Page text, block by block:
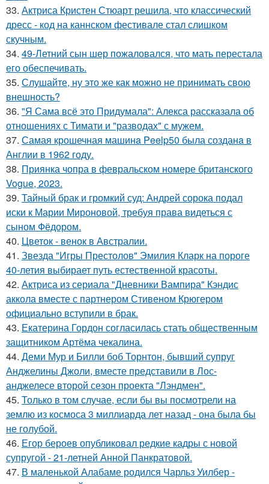
33. Актриса Кристен Стюарт решила, что классический
дресс - код на каннском фестивале стал слишком
скучным.
34. 49-Летний сын шер пожаловался, что мать перестала
его обеспечивать.
35. Слушайте, ну это же как можно не принимать свою
внешность?
36. "Я Сама всё это Придумала": Алекса рассказала об
отношениях с Тимати и "разводах" с мужем.
37. Самая крошечная машинa Peelp50 была созданa в
Англии в 1962 году.
38. Приянка чопра в февральском номере британского
Vogue, 2023.
39. Тайный брак и громкий суд: Андрей сорока подал
иски к Марии Мироновой, требуя права видеться с
сыном Фёдором.
40. Цветок - венок в Австралии.
41. Звезда "Игры Престолов" Эмилия Кларк на пороге
40-летия выбирает путь естественной красоты.
42. Актриса из сериала "Дневники Вампира" Кэндис
аккола вместе с партнером Стивеном Крюгером
официально вступили в брак.
43. Екатерина Гордон согласилась стать общественным
защитником Артёма чекалина.
44. Деми Мур и Билли боб Торнтон, бывший супруг
Анджелины Джоли, вместе представили в Лос-
анджелесе второй сезон проекта "Лэндмен".
45. Только в том случае, если бы вы посмотрели на
землю из космоса 3 миллиарда лет назад - она была бы
не голубой.
46. Егор бероев опубликовал редкие кадры с новой
супругой - 21-летней Анной Панкратовой.
47. В маленькой Алабаме родился Чарльз Уилбер -